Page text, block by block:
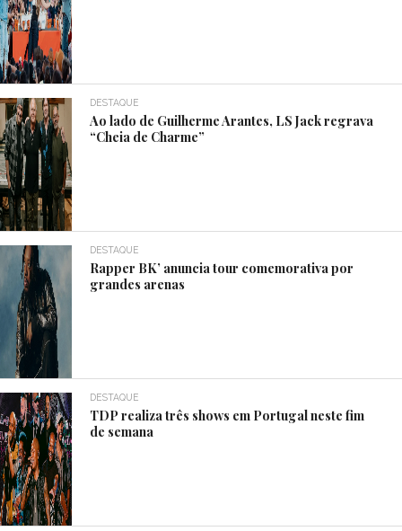
DESTAQUE
Ao lado de Guilherme Arantes, LS Jack regrava
“Cheia de Charme”
DESTAQUE
Rapper BK’ anuncia tour comemorativa por
grandes arenas
DESTAQUE
TDP realiza três shows em Portugal neste fim
de semana